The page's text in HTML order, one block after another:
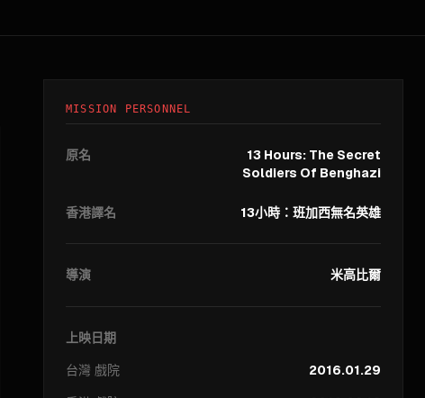
MISSION PERSONNEL
原名
13 Hours: The Secret
Soldiers Of Benghazi
香港譯名 13小時：班加西無名英雄
導演 米高比爾
上映日期
台灣 戲院
2016.01.29